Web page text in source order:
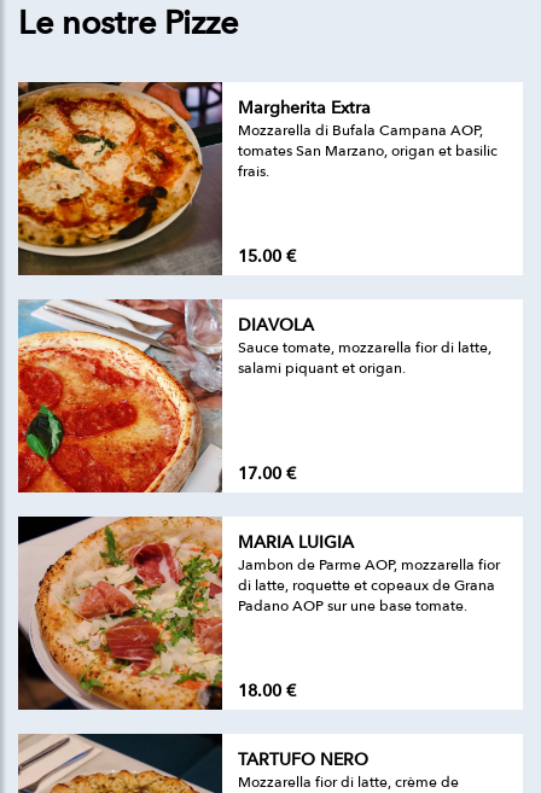
Le nostre Pizze
Margherita Extra
Mozzarella di Bufala Campana AOP,
tomates San Marzano, origan et basilic
frais.
15.00 €
DIAVOLA
Sauce tomate, mozzarella fior di latte,
salami piquant et origan.
17.00 €
MARIA LUIGIA
Jambon de Parme AOP, mozzarella fior
di latte, roquette et copeaux de Grana
Padano AOP sur une base tomate.
18.00 €
TARTUFO NERO
Mozzarella fior di latte, crème de